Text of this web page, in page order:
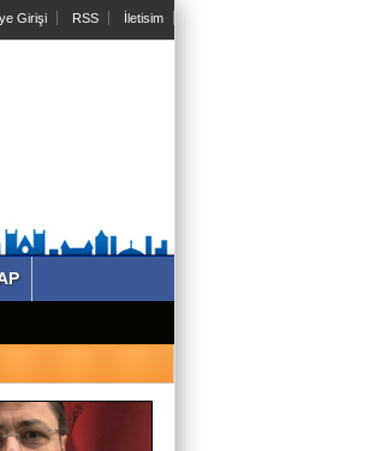
Girişi RSS İletisim